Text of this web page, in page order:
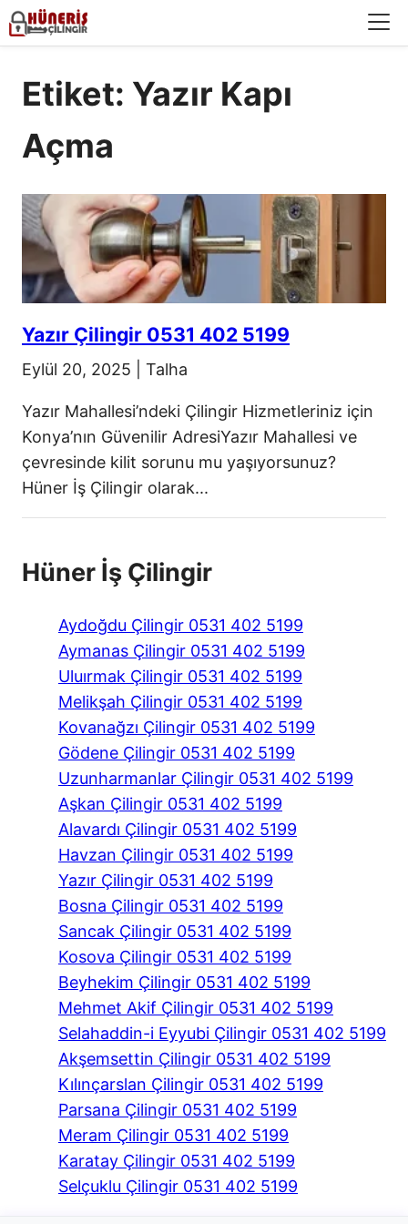
Etiket: Yazır Kapı
Açma
Yazır Çilingir 0531 402 5199
Eylül 20, 2025 Talha
Yazır Mahallesi’ndeki Çilingir Hizmetleriniz için
Konya’nın Güvenilir AdresiYazır Mahallesi ve
çevresinde kilit sorunu mu yaşıyorsunuz?
Hüner İş Çilingir olarak...
Hüner İş Çilingir
Aydoğdu Çilingir 0531 402 5199
Aymanas Çilingir 0531 402 5199
Uluırmak Çilingir 0531 402 5199
Melikşah Çilingir 0531 402 5199
Kovanağzı Çilingir 0531 402 5199
Gödene Çilingir 0531 402 5199
Uzunharmanlar Çilingir 0531 402 5199
Aşkan Çilingir 0531 402 5199
Alavardı Çilingir 0531 402 5199
Havzan Çilingir 0531 402 5199
Yazır Çilingir 0531 402 5199
Bosna Çilingir 0531 402 5199
Sancak Çilingir 0531 402 5199
Kosova Çilingir 0531 402 5199
Beyhekim Çilingir 0531 402 5199
Mehmet Akif Çilingir 0531 402 5199
Selahaddin-i Eyyubi Çilingir 0531 402 5199
Akşemsettin Çilingir 0531 402 5199
Kılınçarslan Çilingir 0531 402 5199
Parsana Çilingir 0531 402 5199
Meram Çilingir 0531 402 5199
Karatay Çilingir 0531 402 5199
Selçuklu Çilingir 0531 402 5199